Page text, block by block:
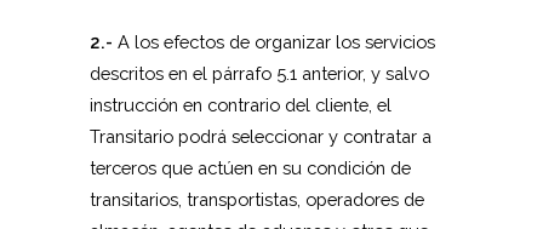
2.- A los efectos de organizar los servicios
descritos en el párrafo 5.1 anterior, y salvo
instrucción en contrario del cliente, el
Transitario podrá seleccionar y contratar a
terceros que actúen en su condición de
transitarios, transportistas, operadores de